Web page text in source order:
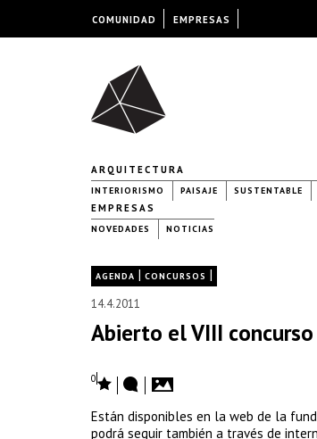
ARQUITECTURA
INTERIORISMO PAISAJE SUSTENTABLE
EMPRESAS
NOVEDADES NOTICIAS
AGENDA | CONCURSOS |
14.4.2011
Abierto el VIII
0
Están disponibles en la web de la
podrá seguir también a través de
COMUNIDAD EMPRESAS